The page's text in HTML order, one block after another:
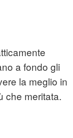
a fondo gli
la meglio in
che meritata.